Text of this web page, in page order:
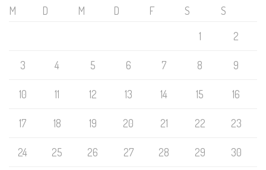
M
D M D F S
S
1
2
3 4 5 6 7 8 9
10 11 12 13 14 15 16
17 18 19 20 21 22 23
24 25 26 27 28 29 30